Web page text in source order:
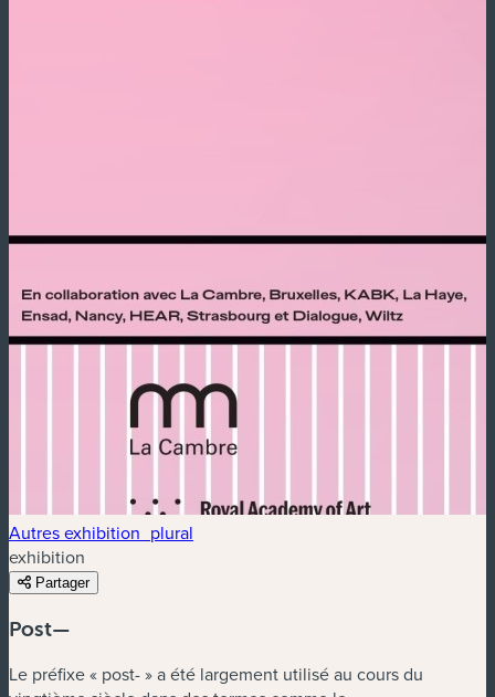
Autres exhibition_plural
exhibition
Partager
Post—
Le préfixe « post- » a été largement utilisé au cours du